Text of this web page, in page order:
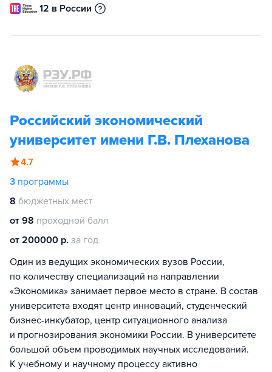
12 в России
Российский экономический
университет имени Г.В. Плеханова
4.7
3 программы
8 бюджетных мест
от 98 проходной балл
от 200000 р. за год
Один из ведущих экономических вузов России,
по количеству специализаций на направлении
«Экономика» занимает первое место в стране. В состав
университета входят центр инноваций, студенческий
бизнес-инкубатор, центр ситуационного анализа
и прогнозирования экономики России. В университете
большой объем проводимых научных исследований.
К учебному и научному процессу активно